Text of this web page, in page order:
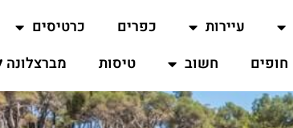
עיירות כפרים כרטיסים
חופים חשוב טיסות מברצלונה